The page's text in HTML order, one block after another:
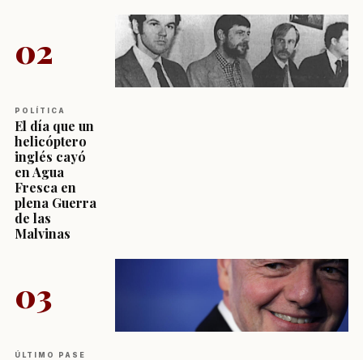
02
POLÍTICA
El día que un
helicóptero
inglés cayó
en Agua
Fresca en
plena Guerra
de las
Malvinas
03
ÚLTIMO PASE